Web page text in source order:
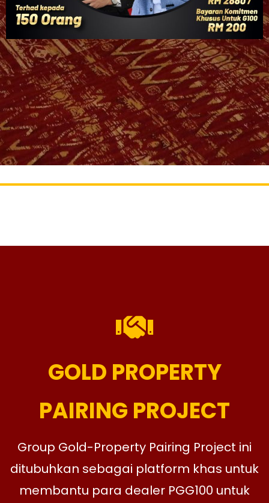
GOLD PROPERTY
PAIRING PROJECT
Group Gold-Property Pairing Project ini
ditubuhkan sebagai platform khas untuk
membantu para dealer PGG100 untuk